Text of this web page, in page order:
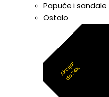
Papuče i sandale
Ostalo
Akcija!
do 34%